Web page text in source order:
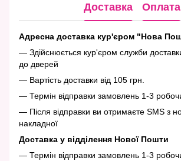
Доставка Оплата
Адресна доставка кур'єром "Нова
— Здійснюється кур'єром служби
до дверей
— Вартість доставки від 105 грн.
— Термін відправки замовлень 1-3
— Після відправки ви отримаєте SMS з
накладної
Доставка у відділення Нової Пошти
— Термін відправки замовлень 1-3